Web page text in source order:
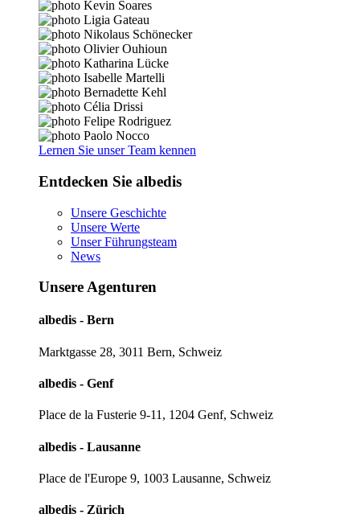
Lernen Sie unser Team kennen
Entdecken Sie albedis
Unsere Geschichte
Unsere Werte
Unser Führungsteam
News
Unsere Agenturen
albedis - Bern
Marktgasse 28, 3011 Bern, Schweiz
albedis - Genf
Place de la Fusterie 9-11, 1204 Genf, Schweiz
albedis - Lausanne
Place de l'Europe 9, 1003 Lausanne, Schweiz
albedis - Zürich